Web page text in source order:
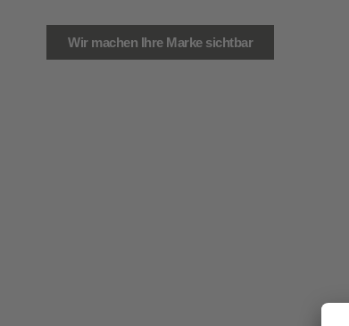
Wir machen Ihre Marke sichtbar